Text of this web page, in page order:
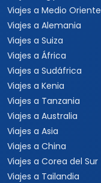
Viajes a Medio Oriente
Viajes a Alemania
Viajes a Suiza
Viajes a África
Viajes a Sudáfrica
Viajes a Kenia
Viajes a Tanzania
Viajes a Australia
Viajes a Asia
Viajes a China
Viajes a Corea del Sur
Viajes a Tailandia